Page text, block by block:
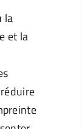
la
et la